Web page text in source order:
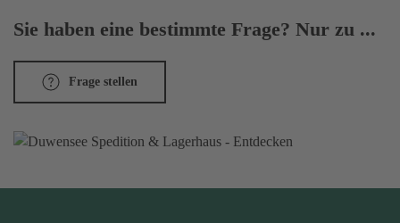
Sie haben eine bestimmte Frage? Nur zu ...
Frage stellen